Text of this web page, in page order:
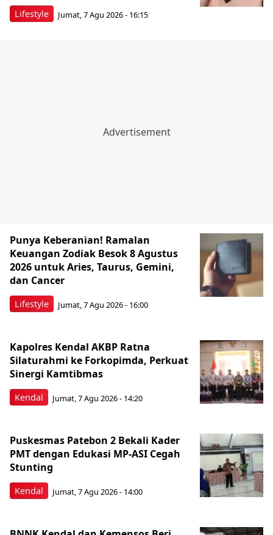
Lifestyle Jumat, 7 Agu 2026 - 16:15
Lifestyle
Punya Keberanian! Ramalan
Keuangan Zodiak Besok 8 Agustus
2026 untuk Aries, Taurus, Gemini,
dan Cancer
Jumat, 7 Agu 2026 - 16:00
Kendal
Kapolres Kendal AKBP Ratna
Silaturahmi ke Forkopimda, Perkuat
Sinergi Kamtibmas
Jumat, 7 Agu 2026 - 14:20
Kendal
Puskesmas Patebon 2 Bekali Kader
PMT dengan Edukasi MP-ASI Cegah
Stunting
Jumat, 7 Agu 2026 - 14:00